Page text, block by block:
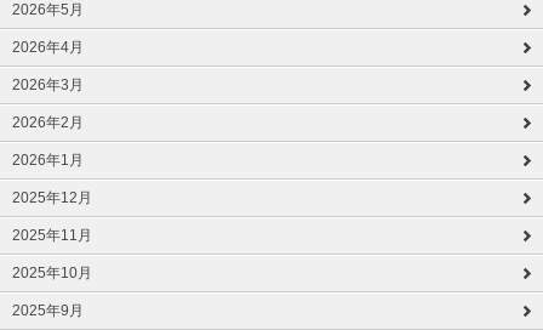
2026年5月
2026年4月
2026年3月
2026年2月
2026年1月
2025年12月
2025年11月
2025年10月
2025年9月